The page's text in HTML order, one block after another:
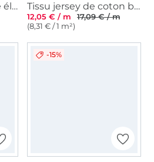
Tissu coton popeline éléphant, bleu Tissu jersey de coton brillant Glitter Léopard, noir
12,05 € / m
17,09 € / m
(8,31 € / 1 m²)
-15%